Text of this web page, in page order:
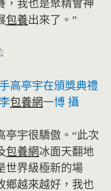
，我也是聚精會神
包養出來了。”
高亭宇在頒獎典禮
包養網一博 攝
亭宇很驕傲。“此次
包養網冰面天翻地
世界級極新的場
鄉越來越好，我也